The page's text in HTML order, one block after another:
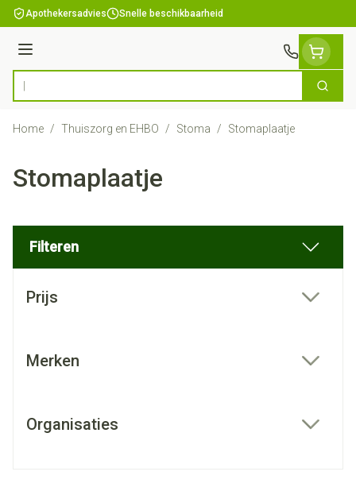
Ga naar de inhoud
Apothekersadvies Snelle beschikbaarheid
Menu
Product, merk, categorie... Zoek
Home / Thuiszorg en EHBO / Stoma / Stomaplaatje
Stomaplaatje
Filteren
Prijs
Merken
Organisaties